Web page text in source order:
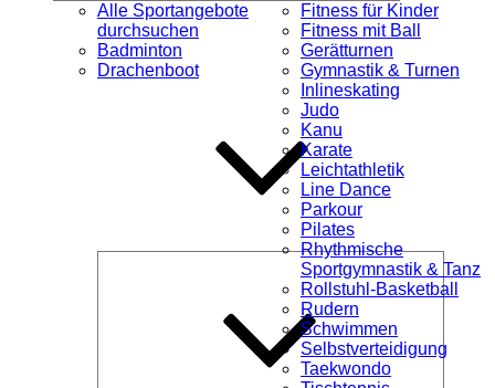
Alle Sportangebote
durchsuchen
Badminton
Drachenboot
öffnen
Fitness für Kinder
Fitness mit Ball
Gerätturnen
Gymnastik & Turnen
Inlineskating
Judo
Kanu
Karate
Leichtathletik
Line Dance
Parkour
Pilates
Rhythmische
Sportgymnastik & Tanz
Rollstuhl-Basketball
Rudern
Schwimmen
Selbstverteidigung
Taekwondo